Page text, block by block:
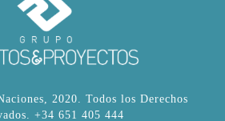
2020. Todos los Derechos
+34 651 405 444